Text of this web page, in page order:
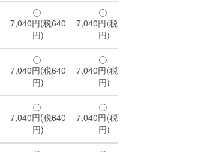
7,040円(税640
円)
7,040円(税640
円)
7,040円(税640
円)
7,040円(税640
円)
7,040円(税640
円)
7,040円(税640
円)